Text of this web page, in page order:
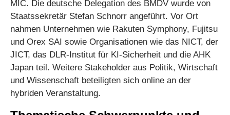
MIC. Die deutsche Delegation des BMDV wurde von
Staatssekretär Stefan Schnorr angeführt. Vor Ort
nahmen Unternehmen wie Rakuten Symphony, Fujitsu
und Orex SAI sowie Organisationen wie das NICT, der
JICT, das DLR-Institut für KI-Sicherheit und die AHK
Japan teil. Weitere Stakeholder aus Politik, Wirtschaft
und Wissenschaft beteiligten sich online an der
hybriden Veranstaltung.